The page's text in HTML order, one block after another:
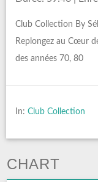
Club Collection By
Replongez au Cœur
des années 70, 80
In: Club Collection
CHART